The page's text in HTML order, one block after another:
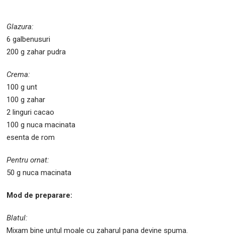
Glazura:
6 galbenusuri
200 g zahar pudra
Crema:
100 g unt
100 g zahar
2 linguri cacao
100 g nuca macinata
esenta de rom
Pentru ornat:
50 g nuca macinata
Mod de preparare:
Blatul:
Mixam bine untul moale cu zaharul pana devine spuma.